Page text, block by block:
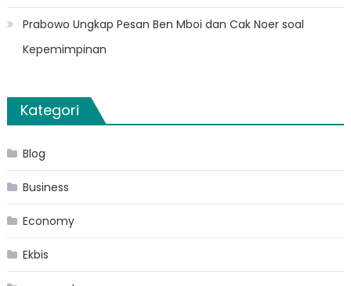
Prabowo Ungkap Pesan Ben Mboi dan Cak Noer soal
Kepemimpinan
Kategori
Blog
Business
Economy
Ekbis